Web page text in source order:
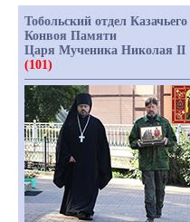
Тобольский отдел Казачьего
Конвоя Памяти
Царя Мученика Николая II
(101)